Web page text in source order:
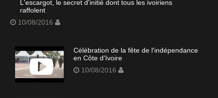
L'escargot, le secret d'initié dont tous les ivoiriens
raffolent
10/08/2016
Célébration de la fête de l'indépendance
en Côte d'Ivoire
10/08/2016